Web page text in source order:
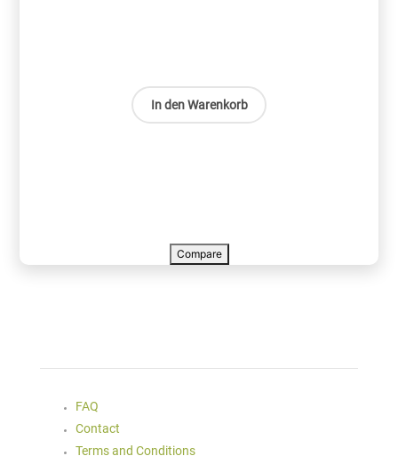
In den Warenkorb
Compare
FAQ
Contact
Terms and Conditions